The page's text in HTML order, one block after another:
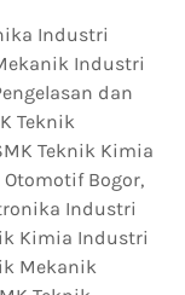
Industri
Industri
dan
Teknik
Teknik Kimia
Bogor,
Industri
Kimia Industri
Mekanik